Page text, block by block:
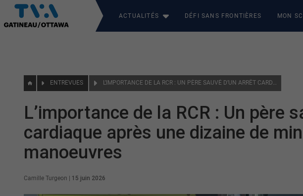
ACTUALITÉS DÉFI SANS FRONTIÈRES MON
ENTREVUES L’IMPORTANCE DE LA RCR : UN PÈRE SAUVÉ D’UN ARRÊT CARDIAQUE APRÈS UNE DIZAINE DE MINUTES DE MANOEUVRES
L’importance de la RCR : Un père
cardiaque après une dizaine de
manoeuvres
Camille Turgeon 15 juin 2026